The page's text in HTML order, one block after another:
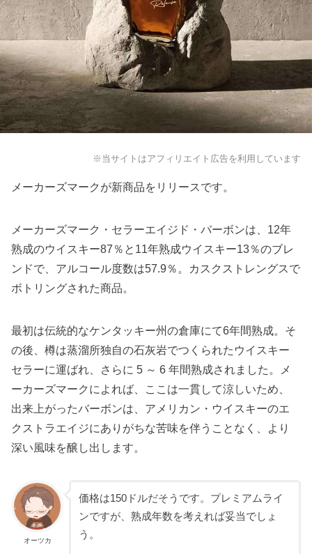
※当サイトはアフィリエイト広告を利用しています
メーカーズマークが新商品をリリースです。
メーカーズマーク・セラーエイジド・バーボンは、12年
熟成のウイスキー87％と11年熟成ウイスキー13％のブレ
ンドで、 アルコール度数は57.9％。 カスクストレングスで
ボトリングされた商品。
最初は伝統的なケンタッキー州の倉庫にて6年間熟成。 そ
の後、樽は蒸溜所独自の石灰岩でつくられたウイスキー
セラーに運ばれ、さらに 5 ～ 6 年間熟成されました。
メ
ーカーズマークによれば、ここは一貫して涼しいため、
出来上がったバーボンは、アメリカン・ウイスキーのエ
クストラエイジにありがちな苦味を伴うことなく、より
深い風味を醸し出します。
オーツカ
価格は150ドルだそうです。プレミアムライ
ンですが、熟成年数を考えれば妥当でしょ
う。